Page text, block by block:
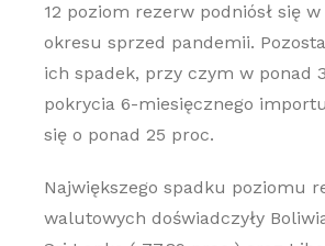
12 poziom rezerw podniósł się
okresu sprzed pandemii.
ich spadek, przy czym w ponad
pokrycia 6-miesięcznego
się o ponad 25 proc.
Największego spadku poziomu
walutowych doświadczyły